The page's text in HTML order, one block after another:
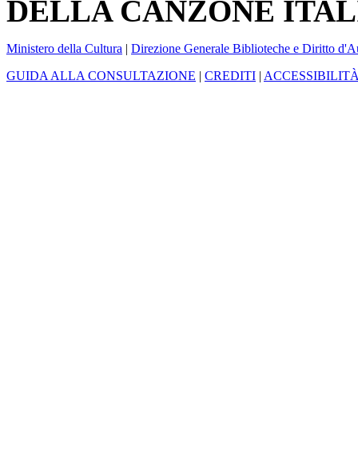
DELLA CANZONE
Ministero della Cultura | Direzione Generale Biblioteche e Diritto
GUIDA ALLA CONSULTAZIONE | CREDITI |